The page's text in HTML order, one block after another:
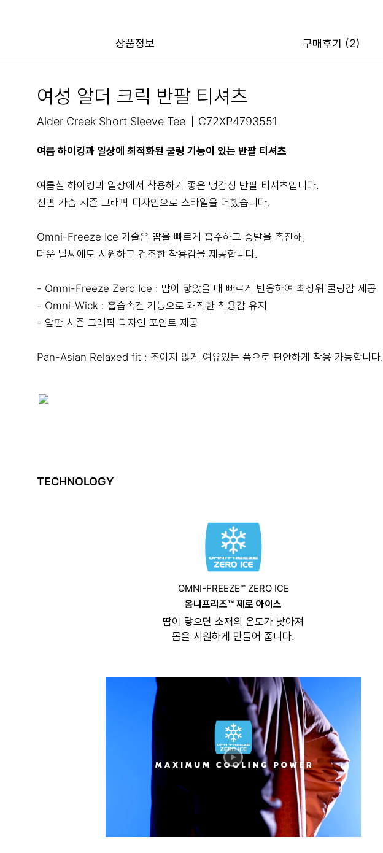
상품정보 구매후기 (2)
여성 알더 크릭 반팔 티셔츠
Alder Creek Short Sleeve Tee C72XP4793551
여름 하이킹과 일상에 최적화된 쿨링 기능이 있는 반팔 티셔츠
여름철 하이킹과 일상에서 착용하기 좋은 냉감성 반팔 티셔츠입니다.
전면 가슴 시즌 그래픽 디자인으로 스타일을 더했습니다.
Omni-Freeze Ice 기술은 땀을 빠르게 흡수하고 증발을 촉진해,
더운 날씨에도 시원하고 건조한 착용감을 제공합니다.
- Omni-Freeze Zero Ice : 땀이 닿았을 때 빠르게 반응하여 최상위 쿨링감 제공
- Omni-Wick : 흡습속건 기능으로 쾌적한 착용감 유지
- 앞판 시즌 그래픽 디자인 포인트 제공
Pan-Asian Relaxed fit : 조이지 않게 여유있는 품으로 편안하게 착용 가능합니다.
TECHNOLOGY
OMNI-FREEZE™ ZERO ICE
옴니프리즈™ 제로 아이스
땀이 닿으면 소재의 온도가 낮아져
몸을 시원하게 만들어 줍니다.